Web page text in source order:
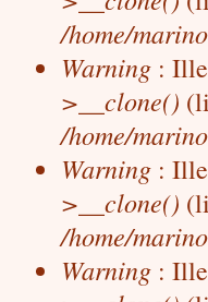
/home/
Warning :
>__clone()
/home/
Warning :
>__clone()
/home/
Warning :